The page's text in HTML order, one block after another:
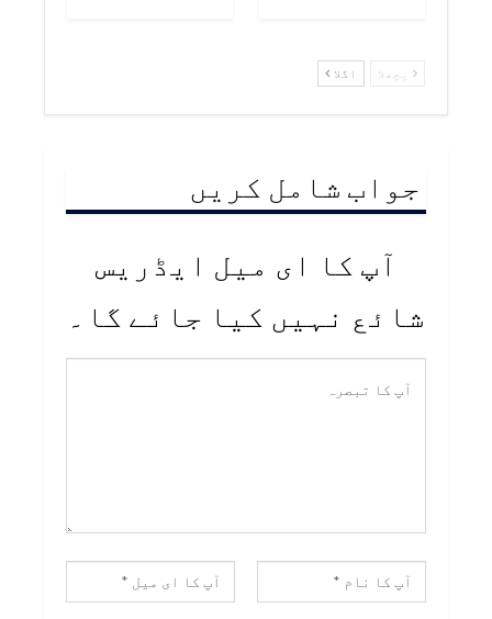
پچھلا اگلا
جواب شامل کریں
آپ کا ای میل ایڈریس
شائع نہیں کیا جائے گا۔